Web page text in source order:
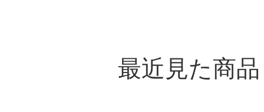
最近見た商品